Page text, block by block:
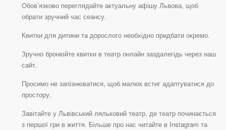
Обов’язково переглядайте актуальну афішу Львова, щоб
обрати зручний час сеансу.
Квитки для дитини та дорослого необхідно придбати окремо.
Зручно бронюйте квитки в театр онлайн заздалегідь через наш
сайт.
Просимо не запізнюватися, щоб малюк встиг адаптуватися до
простору.
Завітайте у Львівський ляльковий театр, де театр починається
з першої гри в життя. Більше про нас читайте в Instagram та